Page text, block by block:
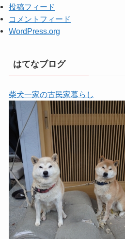
投稿フィード
コメントフィード
WordPress.org
はてなブログ
柴犬一家の古民家暮らし